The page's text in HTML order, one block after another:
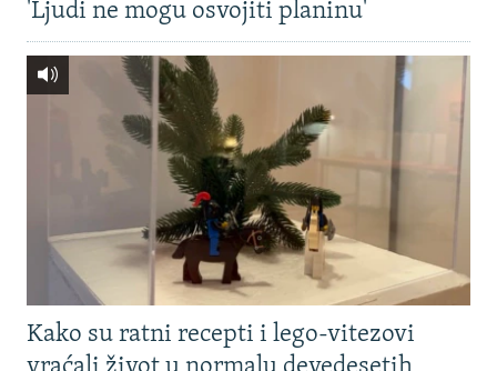
'Ljudi ne mogu osvojiti planinu'
Kako su ratni recepti i lego-vitezovi